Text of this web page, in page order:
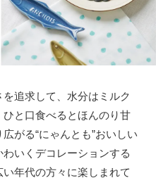
追求して、水分はミルク
と口食べるとほんのり甘
がる“にゃんとも”おいしい
いくデコレーションする
年代の方々に楽しまれて